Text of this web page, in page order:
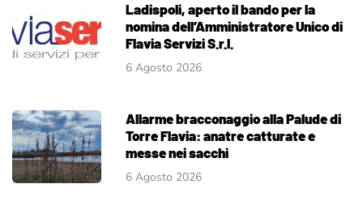
Ladispoli, aperto il bando per la
nomina dell’Amministratore Unico di
Flavia Servizi S.r.l.
6 Agosto 2026
Allarme bracconaggio alla Palude di
Torre Flavia: anatre catturate e
messe nei sacchi
6 Agosto 2026